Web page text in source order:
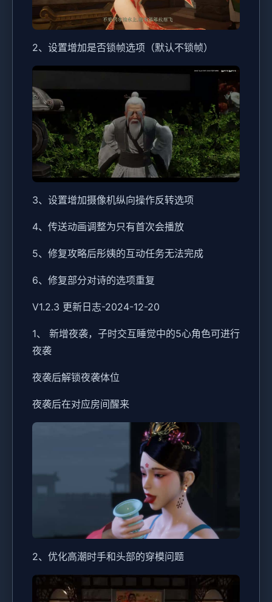
2、设置增加是否锁帧选项（默认不锁帧）
3、设置增加摄像机纵向操作反转选项
4、传送动画调整为只有首次会播放
5、修复攻略后彤姨的互动任务无法完成
6、修复部分对诗的选项重复
V1.2.3 更新日志-2024-12-20
1、 新增夜袭，子时交互睡觉中的5心角色可进行
夜袭
夜袭后解锁夜袭体位
夜袭后在对应房间醒来
2、优化高潮时手和头部的穿模问题